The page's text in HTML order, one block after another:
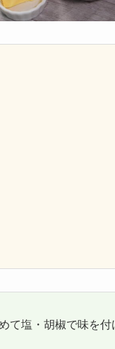
て塩・胡椒で味を付